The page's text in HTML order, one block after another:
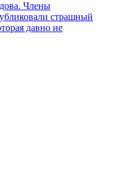
Члены
страшный
давно не